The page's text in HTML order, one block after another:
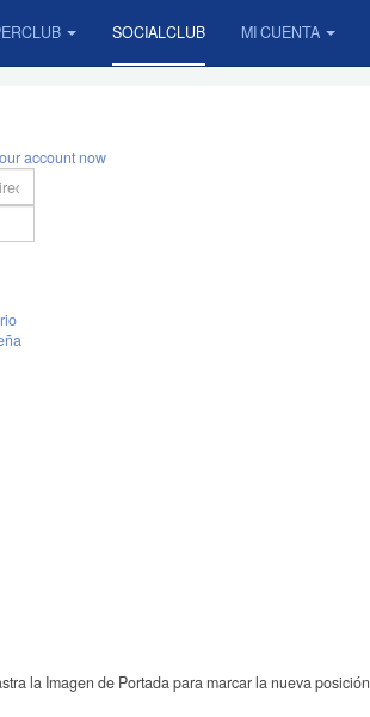
SOCIALCLUB MI CUENTA
account now
la Imagen de Portada para marcar la nueva posición